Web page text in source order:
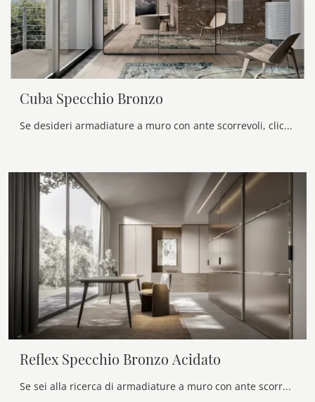
Cuba Specchio Bronzo
Se desideri armadiature a muro con ante scorrevoli, clicca e scopri l'armadio Cuba Specchio Bronzo di Veneran in vetro.
Reflex Specchio Bronzo Acidato
Se sei alla ricerca di armadiature a muro con ante scorrevoli, clicca e scopri l'armadio Reflex Specchio Bronzo Acidato di Veneran in vetro.